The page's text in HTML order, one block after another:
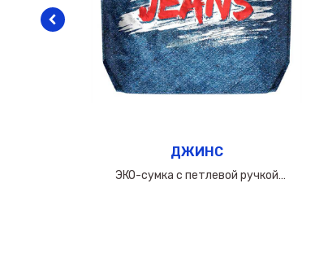
ДЖИНС
ЭКО-сумка c петлевой ручкой